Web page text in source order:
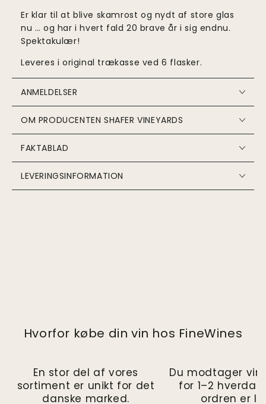
Er klar til at blive skamrost og nydt af store glas
nu … og har i hvert fald 20 brave år i sig endnu.
Spektakulær!
Leveres i original trækasse ved 6 flasker.
ANMELDELSER
OM PRODUCENTEN SHAFER VINEYARDS
FAKTABLAD
LEVERINGSINFORMATION
Hvorfor købe din vin hos FineWines
En stor del af vores
sortiment er unikt for det
danske marked.
Du modtager
for 1–2
ordren er